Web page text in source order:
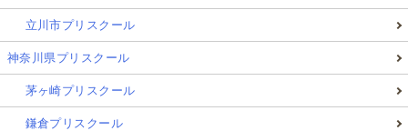
立川市プリスクール
神奈川県プリスクール
茅ヶ崎プリスクール
鎌倉プリスクール